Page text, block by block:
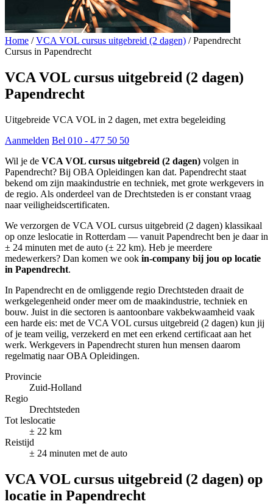
Home / VCA VOL cursus uitgebreid (2 dagen) / Papendrecht
Cursus in Papendrecht
VCA VOL cursus uitgebreid (2 dagen)
Papendrecht
Uitgebreide VCA VOL in 2 dagen, met extra begeleiding
Aanmelden Bel 010 - 477 50 50
Wil je de VCA VOL cursus uitgebreid (2 dagen) volgen in
Papendrecht? Bij OBA Opleidingen kan dat. Papendrecht staat
bekend om zijn maakindustrie en techniek, met grote werkgevers in
de regio. Als onderdeel van de Drechtsteden is er constant vraag
naar veiligheidscertificaten.
We verzorgen de VCA VOL cursus uitgebreid (2 dagen) klassikaal
op onze leslocatie in Rotterdam — vanuit Papendrecht ben je daar in
± 24 minuten met de auto (± 22 km). Heb je meerdere
medewerkers? Dan komen we ook in-company bij jou op locatie
in Papendrecht.
In Papendrecht en de omliggende regio Drechtsteden draait de
werkgelegenheid onder meer om de maakindustrie, techniek en
bouw. Juist in die sectoren is aantoonbare vakbekwaamheid vaak
een harde eis: met de VCA VOL cursus uitgebreid (2 dagen) kun jij
of je team veilig, verzekerd en met een erkend certificaat aan het
werk. Werkgevers in Papendrecht sturen hun mensen daarom
regelmatig naar OBA Opleidingen.
Provincie
Zuid-Holland
Regio
Drechtsteden
Tot leslocatie
± 22 km
Reistijd
± 24 minuten met de auto
VCA VOL cursus uitgebreid (2 dagen) op
locatie in Papendrecht